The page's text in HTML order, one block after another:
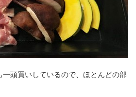
頭買いしているので、ほとんどの部